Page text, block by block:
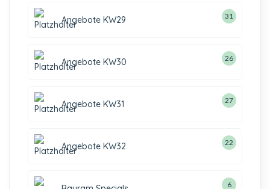
Angebote KW29 31
Angebote KW30 26
Angebote KW31 27
Angebote KW32 22
6